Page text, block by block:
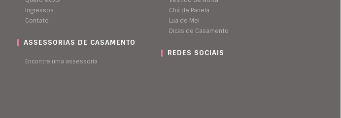
Ingressos
Contato
ASSESSORIAS DE CASAMENTO
Encontre uma assessoria
Chá de Panela
Lua de Mel
Dicas de Casamento
REDES SOCIAIS